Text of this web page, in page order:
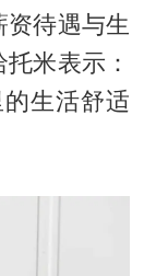
待遇与生
米表示：
生活舒适